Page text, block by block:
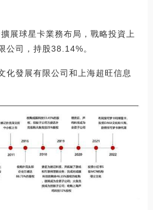
展球星卡業務布局，戰略投資上
公司，持股38.14%。
化發展有限公司和上海超旺信息